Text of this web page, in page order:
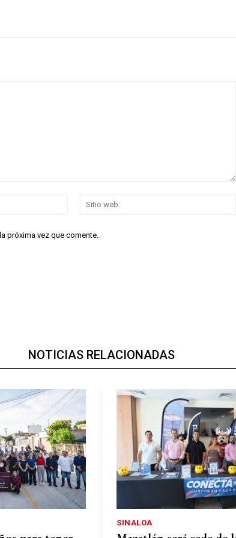
Correo
próxima vez que comente.
NOTICIAS RELACIONADAS
SINALOA